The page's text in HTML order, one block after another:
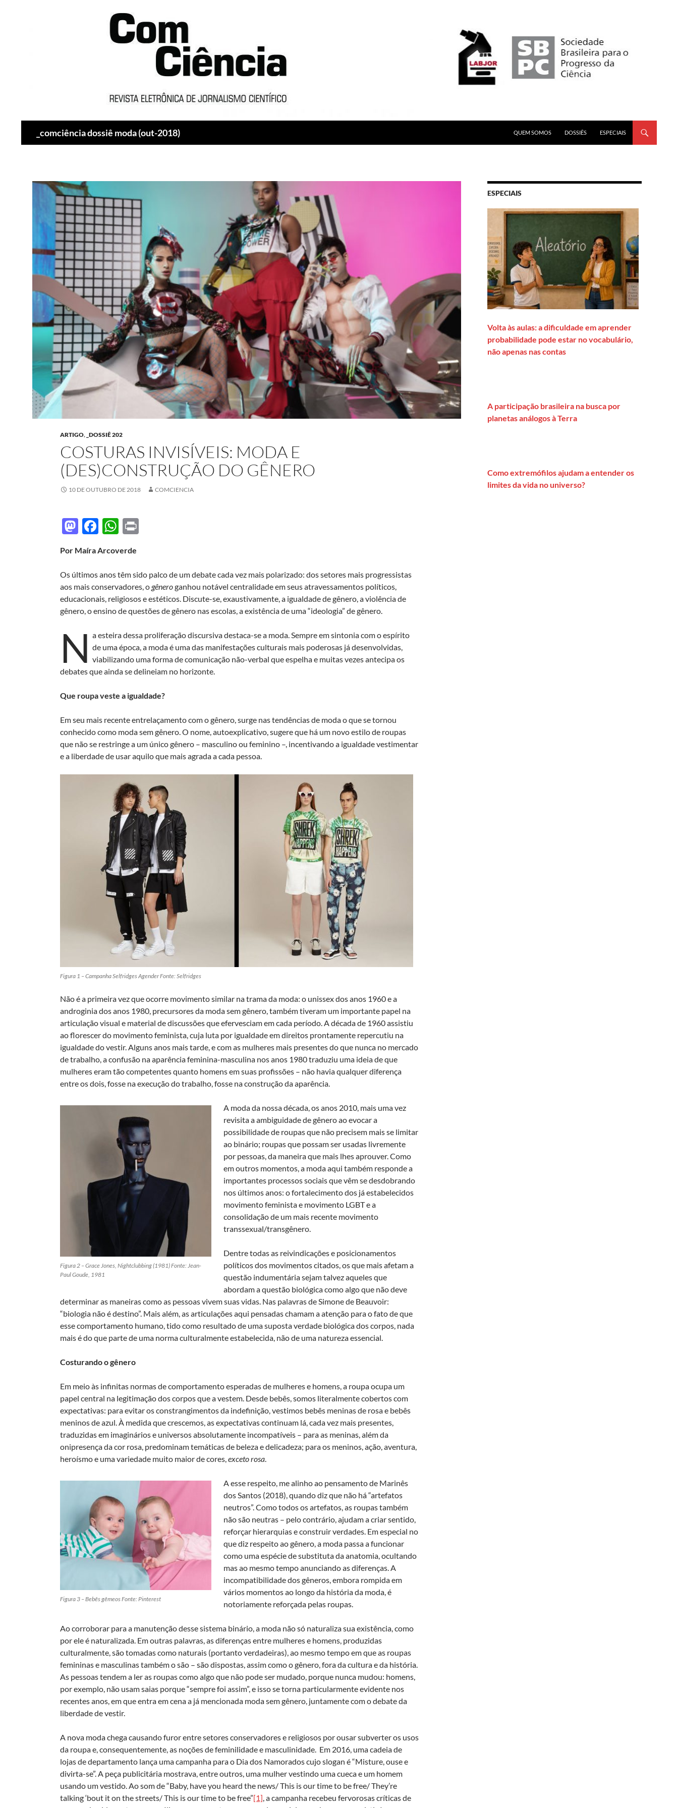
_comciência dossiê moda (out-2018)
QUEM SOMOS
DOSSIÊS ESPECIAIS
ARTIGO, _DOSSIÊ 202
COSTURAS INVISÍVEIS: MODA E
(DES)CONSTRUÇÃO DO GÊNERO
10 DE OUTUBRO DE 2018 COMCIENCIA
M
to
d
o
n
F
e
b
o
o
W
at
s
A
p
Por Maíra Arcoverde
Os últimos anos têm sido palco de um debate cada vez mais polarizado: dos setores mais progressistas
aos mais conservadores, o gêneroganhou notável centralidade em seus atravessamentos políticos,
educacionais, religiosos e estéticos. Discute-se, exaustivamente, a igualdade de gênero, a violência de
gênero, o ensino de questões de gênero nas escolas, a existência de uma “ideologia” de gênero.
N a esteira dessa proliferação discursiva destaca-se a moda. Sempre em sintonia com o espírito
de uma época, a moda é uma das manifestações culturais mais poderosas já desenvolvidas,
viabilizando uma forma de comunicação não-verbal que espelha e muitas vezes antecipa os
debates que ainda se delineiam no horizonte.
Que roupa veste a igualdade?
Em seu mais recente entrelaçamento com o gênero, surge nas tendências de moda o que se tornou
conhecido como moda sem gênero. O nome, autoexplicativo, sugere que há um novo estilo de roupas
que não se restringe a um único gênero – masculino ou feminino –, incentivando a igualdade vestimentar
e a liberdade de usar aquilo que mais agrada a cada pessoa.
Figura 1 – Campanha Selfridges Agender Fonte: Selfridges
Não é a primeira vez que ocorre movimento similar na trama da moda: o unissex dos anos 1960 e a
androginia dos anos 1980, precursores da moda sem gênero, também tiveram um importante papel na
articulação visual e material de discussões que efervesciam em cada período. A década de 1960 assistiu
ao florescer do movimento feminista, cuja luta por igualdade em direitos prontamente repercutiu na
igualdade do vestir. Alguns anos mais tarde, e com as mulheres mais presentes do que nunca no mercado
de trabalho, a confusão na aparência feminina-masculina nos anos 1980 traduziu uma ideia de que
mulheres eram tão competentes quanto homens em suas profissões – não havia qualquer diferença
entre os dois, fosse na execução do trabalho, fosse na construção da aparência.
Figura 2 – Grace Jones, Nightclubbing (1981) Fonte: Jean-
Paul Goude, 1981
A moda da nossa década, os anos 2010, mais uma vez
revisita a ambiguidade de gênero ao evocar a
possibilidade de roupas que não precisem mais se limitar
ao binário; roupas que possam ser usadas livremente
por pessoas, da maneira que mais lhes aprouver. Como
em outros momentos, a moda aqui também responde a
importantes processos sociais que vêm se desdobrando
nos últimos anos: o fortalecimento dos já estabelecidos
movimento feminista e movimento LGBT e a
consolidação de um mais recente movimento
transsexual/transgênero.
Dentre todas as reivindicações e posicionamentos
políticos dos movimentos citados, os que mais afetam a
questão indumentária sejam talvez aqueles que
abordam a questão biológica como algo que não deve
determinar as maneiras como as pessoas vivem suas vidas. Nas palavras de Simone de Beauvoir:
“biologia não é destino”. Mais além, as articulações aqui pensadas chamam a atenção para o fato de que
esse comportamento humano, tido como resultado de uma suposta verdade biológica dos corpos, nada
mais é do que parte de uma norma culturalmente estabelecida, não de uma natureza essencial.
Costurando o gênero
Em meio às infinitas normas de comportamento esperadas de mulheres e homens, a roupa ocupa um
papel central na legitimação dos corpos que a vestem. Desde bebês, somos literalmente cobertos com
expectativas: para evitar os constrangimentos da indefinição, vestimos bebês meninas de rosa e bebês
meninos de azul. À medida que crescemos, as expectativas continuam lá, cada vez mais presentes,
traduzidas em imaginários e universos absolutamente incompatíveis – para as meninas, além da
onipresença da cor rosa, predominam temáticas de beleza e delicadeza; para os meninos, ação, aventura,
heroísmo e uma variedade muito maior de cores, exceto rosa
Figura 3 – Bebês gêmeos Fonte: Pinterest
A esse respeito, me alinho ao pensamento de Marinês
dos Santos (2018), quando diz que não há “artefatos
neutros”. Como todos os artefatos, as roupas também
não são neutras – pelo contrário, ajudam a criar sentido,
reforçar hierarquias e construir verdades. Em especial no
que diz respeito ao gênero, a moda passa a funcionar
como uma espécie de substituta da anatomia, ocultando
mas ao mesmo tempo anunciando as diferenças. A
incompatibilidade dos gêneros, embora rompida em
vários momentos ao longo da história da moda, é
notoriamente reforçada pelas roupas.
Ao corroborar para a manutenção desse sistema binário, a moda não só naturaliza sua existência, como
por ele é naturalizada. Em outras palavras, as diferenças entre mulheres e homens, produzidas
culturalmente, são tomadas como naturais (portanto verdadeiras), ao mesmo tempo em que as roupas
femininas e masculinas também o são – são dispostas, assim como o gênero, fora da cultura e da história.
As pessoas tendem a ler as roupas como algo que não pode ser mudado, porque nunca mudou: homens,
por exemplo, não usam saias porque “sempre foi assim”, e isso se torna particularmente evidente nos
recentes anos, em que entra em cena a já mencionada moda sem gênero, juntamente com o debate da
liberdade de vestir.
A nova moda chega causando furor entre setores conservadores e religiosos por ousar subverter os usos
da roupa e, consequentemente, as noções de feminilidade e masculinidade. Em 2016, uma cadeia de
lojas de departamento lança uma campanha para o Dia dos Namorados cujo slogan é “Misture, ouse e
divirta-se”. A peça publicitária mostrava, entre outros, uma mulher vestindo uma cueca e um homem
usando um vestido. Ao som de “Baby, have you heard the news/ This is our time to be free/ They’re
talking ‘bout it on the streets/ This is our time to be free”[1] , a campanha recebeu fervorosas críticas de
ESPECIAIS
Volta às aulas: a dificuldade em aprender
probabilidade pode estar no vocabulário,
não apenas nas contas
A participação brasileira na busca por
planetas análogos à Terra
Como extremófilos ajudam a entender os
limites da vida no universo?